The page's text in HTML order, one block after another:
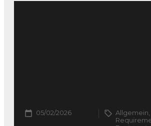
05/02/2026
Allgemein,